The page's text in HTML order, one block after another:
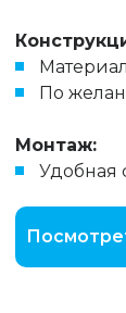
По
Монтаж:
Удобная